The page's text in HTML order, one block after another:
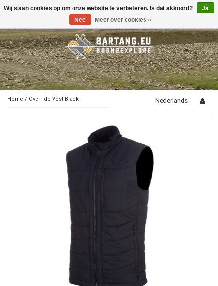
Toggle
Home / Override Vest Black Nederlands
Wij slaan cookies op om onze website te verbeteren. Is dat akkoord?
Ja
Nee
Meer over cookies »